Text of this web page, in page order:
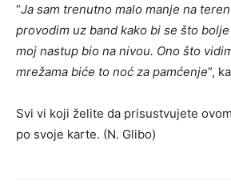
“Ja sam trenutno malo manje na
provodim uz band kako bi se što
moj nastup bio na nivou. Ono što
mrežama biće to noć za pamćenje”,
Svi vi koji želite da prisustvujete
po svoje karte. (N. Glibo)